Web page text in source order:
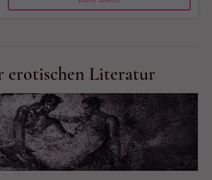
erotischen Literatur
Sicherheitscode des Kontaktformulars zu